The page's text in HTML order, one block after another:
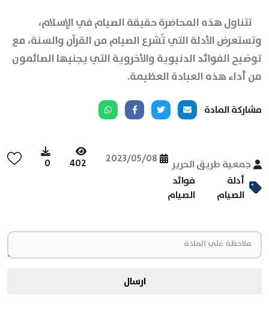
تتناول هذه المحاضرة حقيقة الصيام في الإسلام،
وتستعرض الأدلة التي تُشرع الصيام من القرآن والسنة، مع
توضيح الفوائد الدنيوية والأخروية التي يجنيها الصائمون
من أداء هذه العبادة العظيمة.
مشاركة المادة
جمعية طريق الحرير 2023/05/08
402
0
أدلة
الصيام
فوائد
الصيام
ارسال